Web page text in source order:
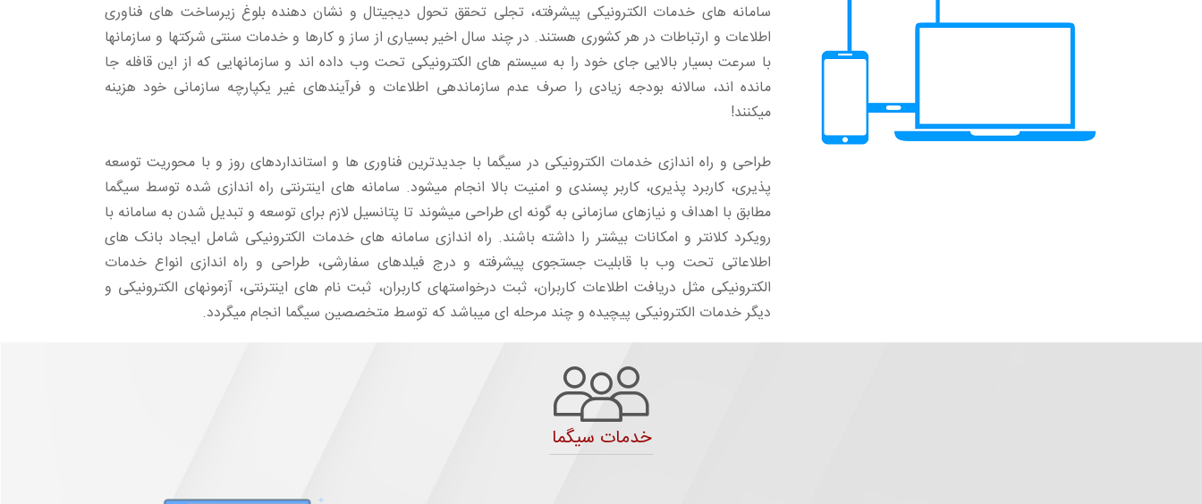
سامانه های خدمات الکترونیکی پیشرفته، تجلی تحقق تحول دیجیتال و نشان دهنده بلوغ زیرساخت های فناوری
اطلاعات و ارتباطات در هر کشوری هستند. در چند سال اخیر بسیاری از ساز و کارها و خدمات سنتی شرکتها و سازمانها
با سرعت بسیار بالایی جای خود را به سیستم های الکترونیکی تحت وب داده اند و سازمانهایی که از این قافله جا
مانده اند، سالانه بودجه زیادی را صرف عدم سازماندهی اطلاعات و فرآیندهای غیر یکپارچه سازمانی خود هزینه
میکنند!
طراحی و راه اندازی خدمات الکترونیکی در سیگما با جدیدترین فناوری ها و استانداردهای روز و با محوریت توسعه
پذیری، کاربرد پذیری، کاربر پسندی و امنیت بالا انجام میشود. سامانه های اینترنتی راه اندازی شده توسط سیگما
مطابق با اهداف و نیازهای سازمانی به گونه ای طراحی میشوند تا پتانسیل لازم برای توسعه و تبدیل شدن به سامانه با
رویکرد کلانتر و امکانات بیشتر را داشته باشند. راه اندازی سامانه های خدمات الکترونیکی شامل ایجاد بانک های
اطلاعاتی تحت وب با قابلیت جستجوی پیشرفته و درج فیلدهای سفارشی، طراحی و راه اندازی انواع خدمات
الکترونیکی مثل دریافت اطلاعات کاربران، ثبت درخواستهای کاربران، ثبت نام های اینترنتی، آزمونهای الکترونیکی و
دیگر خدمات الکترونیکی پیچیده و چند مرحله ای میباشد که توسط متخصصین سیگما انجام میگردد.
خدمات سیگما